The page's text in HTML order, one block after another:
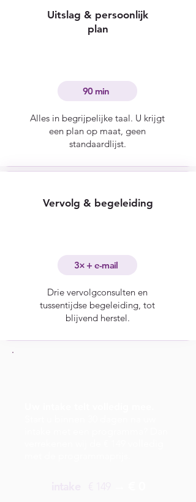
Uitslag & persoonlijk
plan
90 min
Alles in begrijpelijke taal. U krijgt
een plan op maat, geen
standaardlijst.
Vervolg & begeleiding
3× + e-mail
Drie vervolgconsulten en
tussentijdse begeleiding, tot
blijvend herstel.